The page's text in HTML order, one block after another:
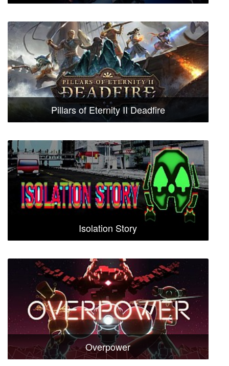
Pillars of Eternity II Deadfire
Isolation Story
Overpower